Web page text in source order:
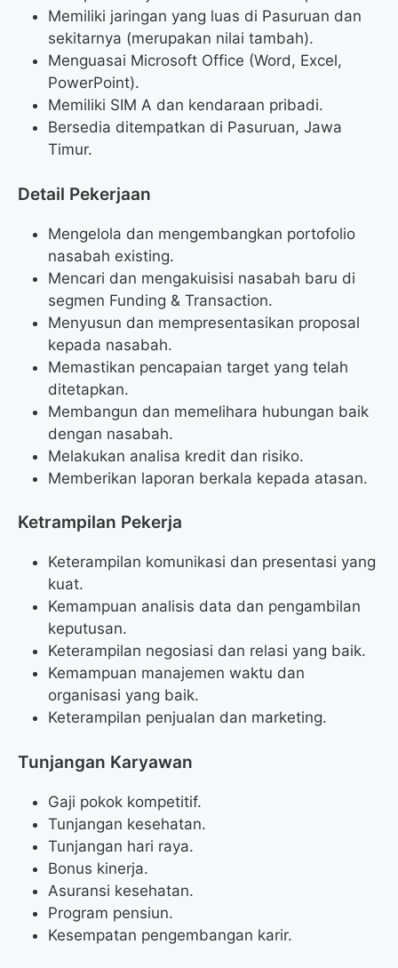
Memiliki jaringan yang luas di Pasuruan dan
sekitarnya (merupakan nilai tambah).
Menguasai Microsoft Office (Word, Excel,
PowerPoint).
Memiliki SIM A dan kendaraan pribadi.
Bersedia ditempatkan di Pasuruan, Jawa
Timur.
Detail Pekerjaan
Mengelola dan mengembangkan portofolio
nasabah existing.
Mencari dan mengakuisisi nasabah baru di
segmen Funding & Transaction.
Menyusun dan mempresentasikan proposal
kepada nasabah.
Memastikan pencapaian target yang telah
ditetapkan.
Membangun dan memelihara hubungan baik
dengan nasabah.
Melakukan analisa kredit dan risiko.
Memberikan laporan berkala kepada atasan.
Ketrampilan Pekerja
Keterampilan komunikasi dan presentasi yang
kuat.
Kemampuan analisis data dan pengambilan
keputusan.
Keterampilan negosiasi dan relasi yang baik.
Kemampuan manajemen waktu dan
organisasi yang baik.
Keterampilan penjualan dan marketing.
Tunjangan Karyawan
Gaji pokok kompetitif.
Tunjangan kesehatan.
Tunjangan hari raya.
Bonus kinerja.
Asuransi kesehatan.
Program pensiun.
Kesempatan pengembangan karir.